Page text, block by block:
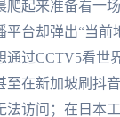
爬起来准备看一
平台却弹出“当前
通过CCTV5看世
至在新加坡刷抖
法访问；在日本